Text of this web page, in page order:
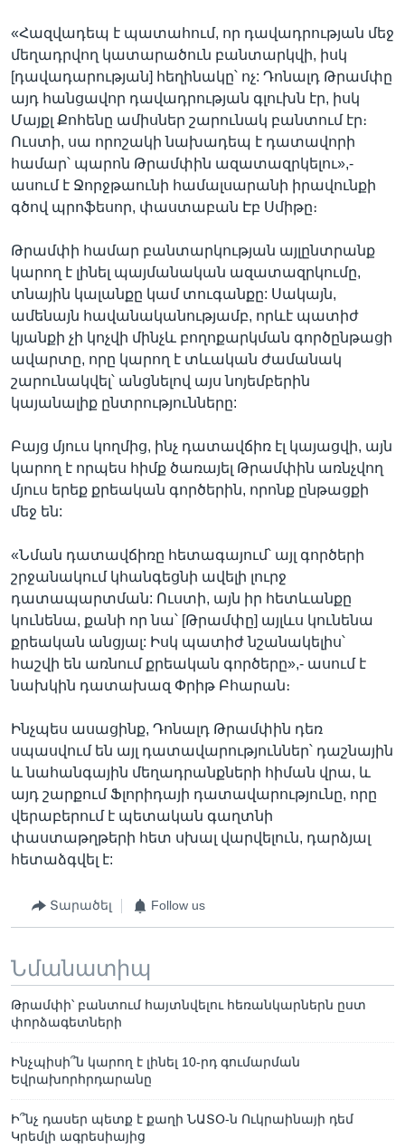
«Հազվադեպ է պատահում, որ դավադրության մեջ
մեղադրվող կատարածուն բանտարկվի, իսկ
[դավադարության] հեղինակը՝ ոչ: Դոնալդ Թրամփը
այդ հանցավոր դավադրության գլուխն էր, իսկ
Մայքլ Քոհենը ամիսներ շարունակ բանտում էր։
Ուստի, սա որոշակի նախադեպ է դատավորի
համար՝ պարոն Թրամփին ազատազրկելու»,-
ասում է Ջորջթաունի համալսարանի իրավունքի
գծով պրոֆեսոր, փաստաբան Էբ Սմիթը։
Թրամփի համար բանտարկության այլընտրանք
կարող է լինել պայմանական ազատազրկումը,
տնային կալանքը կամ տուգանքը: Սակայն,
ամենայն հավանականությամբ, որևէ պատիժ
կյանքի չի կոչվի մինչև բողոքարկման գործընթացի
ավարտը, որը կարող է տևական ժամանակ
շարունակվել՝ անցնելով այս նոյեմբերին
կայանալիք ընտրությունները:
Բայց մյուս կողմից, ինչ դատավճիռ էլ կայացվի, այն
կարող է որպես հիմք ծառայել Թրամփին առնչվող
մյուս երեք քրեական գործերին, որոնք ընթացքի
մեջ են:
«Նման դատավճիռը հետագայում՝ այլ գործերի
շրջանակում կհանգեցնի ավելի լուրջ
դատապարտման: Ուստի, այն իր հետևանքը
կունենա, քանի որ նա՝ [Թրամփը] այլևս կունենա
քրեական անցյալ: Իսկ պատիժ նշանակելիս՝
հաշվի են առնում քրեական գործերը»,- ասում է
նախկին դատախազ Փրիթ Բհարան։
Ինչպես ասացինք, Դոնալդ Թրամփին դեռ
սպասվում են այլ դատավարություններ՝ դաշնային
և նահանգային մեղադրանքների հիման վրա, և
այդ շարքում Ֆլորիդայի դատավարությունը, որը
վերաբերում է պետական գաղտնի
փաստաթղթերի հետ սխալ վարվելուն, դարձյալ
հետաձգվել է:
Տարածել Follow us
Նմանատիպ
Թրամփի՝ բանտում հայտնվելու հեռանկարներն ըստ
փորձագետների
Ինչպիսի՞ն կարող է լինել 10-րդ գումարման
Եվրախորհրդարանը
Ի՞նչ դասեր պետք է քաղի ՆԱՏՕ-ն Ուկրաինայի դեմ
Կրեմլի ագրեսիայից